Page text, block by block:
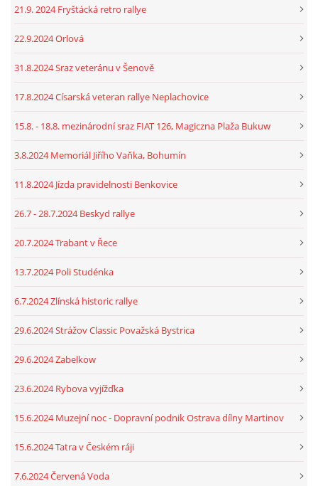
21.9. 2024 Fryštácká retro rallye
22.9.2024 Orlová
31.8.2024 Sraz veteránu v Šenově
17.8.2024 Císarská veteran rallye Neplachovice
15.8. - 18.8. mezinárodní sraz FIAT 126, Magiczna Plaža Bukuw
3.8.2024 Memoriál Jiřího Vaňka, Bohumín
11.8.2024 Jízda pravidelnosti Benkovice
26.7 - 28.7.2024 Beskyd rallye
20.7.2024 Trabant v Řece
13.7.2024 Poli Studénka
6.7.2024 Zlínská historic rallye
29.6.2024 Strážov Classic Považská Bystrica
29.6.2024 Zabelkow
23.6.2024 Rybova vyjížďka
15.6.2024 Muzejní noc - Dopravní podnik Ostrava dílny Martinov
15.6.2024 Tatra v Českém ráji
7.6.2024 Červená Voda